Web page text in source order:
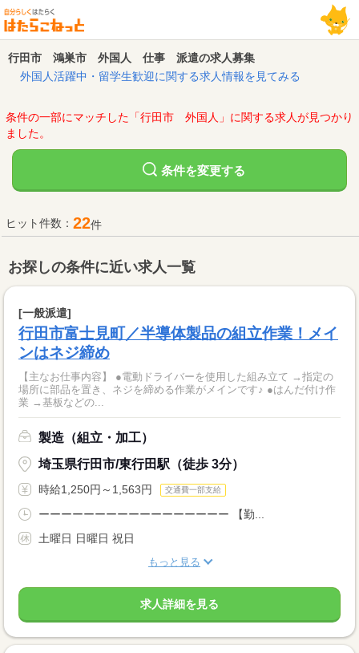
行田市 鴻巣市 外国人 仕事 派遣の求人募集
外国人活躍中・留学生歓迎に関する求人情報を見てみる
条件の一部にマッチした「行田市 外国人」に関する求人が見つかり
ました。
条件を変更する
ヒット件数： 22件
お探しの条件に近い求人一覧
[一般派遣]
行田市富士見町／半導体製品の組立作業！メイ
ンはネジ締め
【主なお仕事内容】 ●電動ドライバーを使用した組み立て →指定の
場所に部品を置き、ネジを締める作業がメインです♪ ●はんだ付け作
業 →基板などの...
製造（組立・加工）
埼玉県行田市/東行田駅（徒歩 3分）
時給1,250円～1,563円 交通費一部支給
ーーーーーーーーーーーーーーーーー 【勤...
土曜日 日曜日 祝日
もっと見る
求人詳細を見る